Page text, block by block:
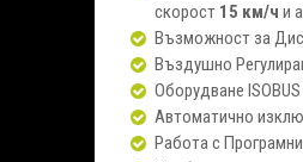
скорост 15 км/ч и
Възможност за
Въздушно
Оборудване
Автоматично
Работа с